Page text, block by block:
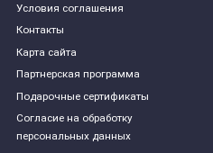
Условия соглашения
Контакты
Карта сайта
Партнерская программа
Подарочные сертификаты
Согласие на обработку
персональных данных